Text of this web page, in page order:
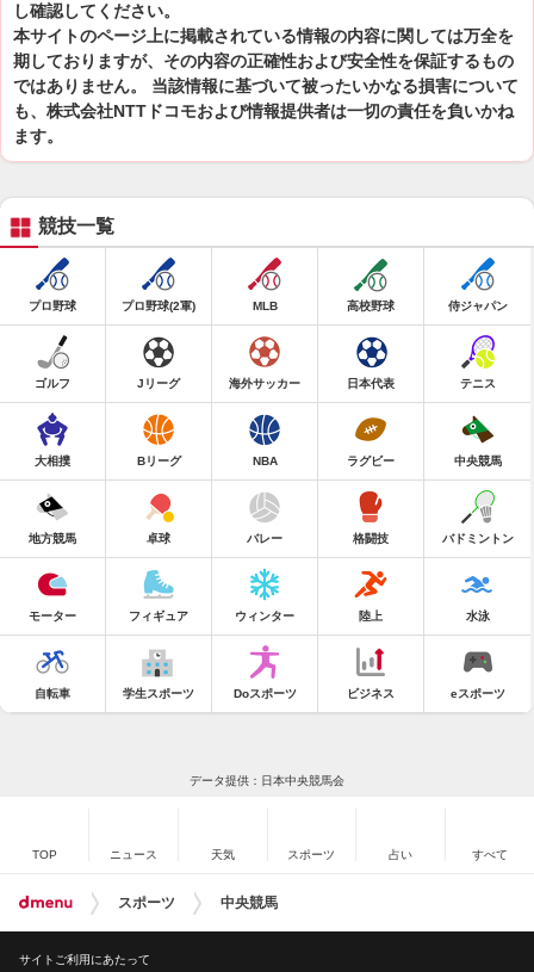
し確認してください。
本サイトのページ上に掲載されている情報の内容に関しては万全を
期しておりますが、その内容の正確性および安全性を保証するもの
ではありません。 当該情報に基づいて被ったいかなる損害について
も、株式会社NTTドコモおよび情報提供者は一切の責任を負いかね
ます。
競技一覧
プロ野球 プロ野球(2軍) MLB 高校野球 侍ジャパン
ゴルフ Jリーグ 海外サッカー 日本代表 テニス
大相撲 Bリーグ NBA ラグビー 中央競馬
地方競馬 卓球 バレー 格闘技 バドミントン
モーター フィギュア ウィンター 陸上 水泳
自転車 学生スポーツ Doスポーツ ビジネス eスポーツ
データ提供：日本中央競馬会
TOP ニュース 天気 スポーツ 占い すべて
スポーツ 中央競馬
サイトご利用にあたって